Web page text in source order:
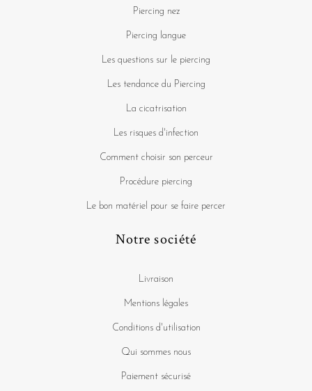
Piercing nez
Piercing langue
Les questions sur le piercing
Les tendance du Piercing
La cicatrisation
Les risques d'infection
Comment choisir son perceur
Procédure piercing
Le bon matériel pour se faire percer
Notre société
Livraison
Mentions légales
Conditions d'utilisation
Qui sommes nous
Paiement sécurisé